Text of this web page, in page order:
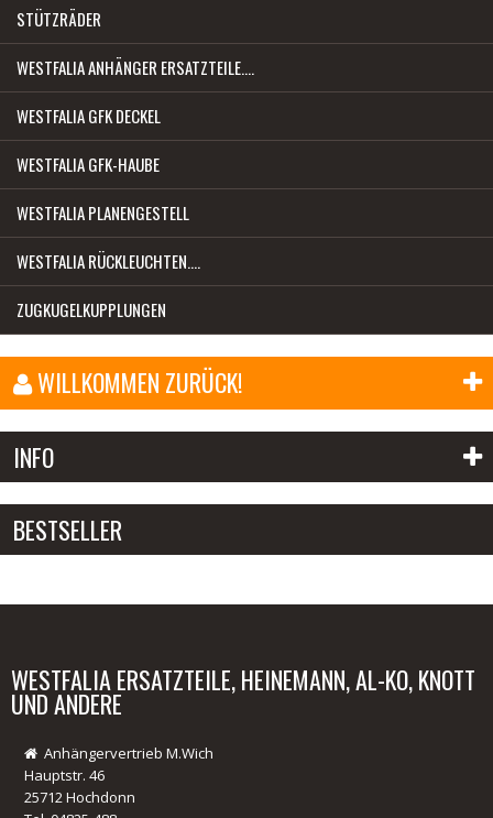
STÜTZRÄDER
WESTFALIA ANHÄNGER ERSATZTEILE....
WESTFALIA GFK DECKEL
WESTFALIA GFK-HAUBE
WESTFALIA PLANENGESTELL
WESTFALIA RÜCKLEUCHTEN....
ZUGKUGELKUPPLUNGEN
WILLKOMMEN ZURÜCK!
E-Mail-Adresse:
Passwort:
INFO
BESTSELLER
02.
WESTFALIA ERSATZTEILE, HEINEMANN, AL-KO, KNOTT
UND ANDERE
Anhängervertrieb M.Wich
Hauptstr. 46
25712 Hochdonn